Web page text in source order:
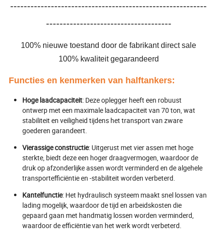
----------------------------------------------------------
-------------------------------------
100% nieuwe toestand door de fabrikant direct sale
100% kwaliteit gegarandeerd
Functies en kenmerken van halftankers:
Hoge laadcapaciteit: Deze oplegger heeft een robuust
ontwerp met een maximale laadcapaciteit van 70 ton, wat
stabiliteit en veiligheid tijdens het transport van zware
goederen garandeert.
Vierassige constructie: Uitgerust met vier assen met hoge
sterkte, biedt deze een hoger draagvermogen, waardoor de
druk op afzonderlijke assen wordt verminderd en de algehele
transportefficiëntie en -stabiliteit worden verbeterd.
Kantelfunctie: Het hydraulisch systeem maakt snel lossen van
lading mogelijk, waardoor de tijd en arbeidskosten die
gepaard gaan met handmatig lossen worden verminderd,
waardoor de efficiëntie van het werk wordt verbeterd.